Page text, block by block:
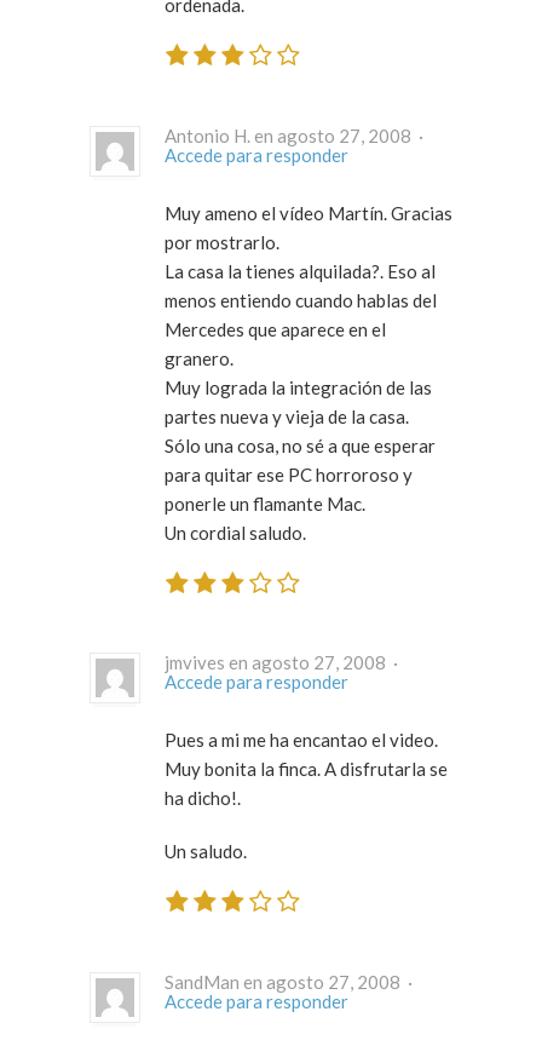
ordenada.
Antonio H. en agosto 27, 2008 ·
Accede para responder
Muy ameno el vídeo Martín. Gracias
por mostrarlo.
La casa la tienes alquilada?. Eso al
menos entiendo cuando hablas del
Mercedes que aparece en el
granero.
Muy lograda la integración de las
partes nueva y vieja de la casa.
Sólo una cosa, no sé a que esperar
para quitar ese PC horroroso y
ponerle un flamante Mac.
Un cordial saludo.
jmvives en agosto 27, 2008 ·
Accede para responder
Pues a mi me ha encantao el video.
Muy bonita la finca. A disfrutarla se
ha dicho!.
Un saludo.
SandMan en agosto 27, 2008 ·
Accede para responder